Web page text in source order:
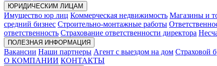
ЮРИДИЧЕСКИМ ЛИЦАМ
Имущество юр лиц Коммерческая недвижимость Магазины и
средний бизнес Строительно-монтажные работы
ответственность Страхование ответственности директора
ПОЛЕЗНАЯ ИНФОРМАЦИЯ
Вакансии Наши партнеры Агент с выездом на дом Страховой
О КОМПАНИИ КОНТАКТЫ